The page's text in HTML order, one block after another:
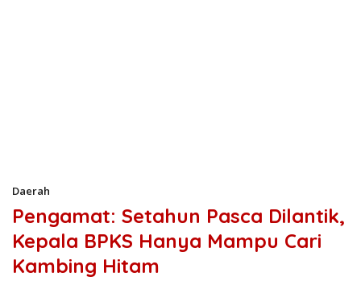
Daerah
Pengamat: Setahun Pasca Dilantik,
Kepala BPKS Hanya Mampu Cari
Kambing Hitam